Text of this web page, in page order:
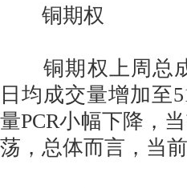
铜期权
铜期权上周总成
日均成交量增加至
量PCR小幅下降，
荡，总体而言，当